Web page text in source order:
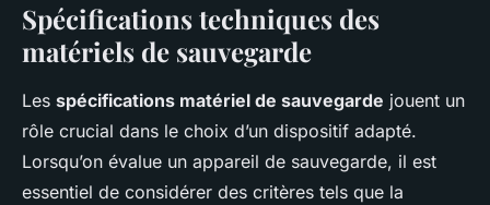
Spécifications techniques des
matériels de sauvegarde
Les spécifications matériel de sauvegarde jouent un
rôle crucial dans le choix d’un dispositif adapté.
Lorsqu’on évalue un appareil de sauvegarde, il est
essentiel de considérer des critères tels que la